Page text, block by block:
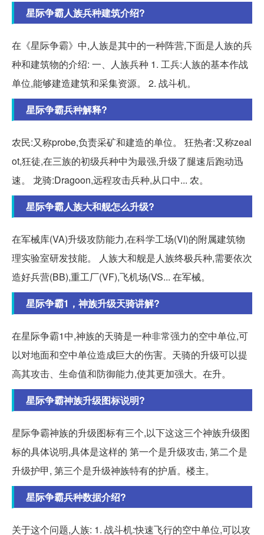
星际争霸人族兵种建筑介绍?
在《星际争霸》中,人族是其中的一种阵营,下面是人族的兵
种和建筑物的介绍: 一、人族兵种 1. 工兵:人族的基本作战
单位,能够建造建筑和采集资源。 2. 战斗机。
星际争霸兵种解释?
农民:又称probe,负责采矿和建造的单位。 狂热者:又称zeal
ot,狂徒,在三族的初级兵种中为最强,升级了腿速后跑动迅
速。 龙骑:Dragoon,远程攻击兵种,从口中... 农。
星际争霸人族大和舰怎么升级?
在军械库(VA)升级攻防能力,在科学工场(VI)的附属建筑物
理实验室研发技能。 人族大和舰是人族终极兵种,需要依次
造好兵营(BB),重工厂(VF),飞机场(VS... 在军械。
星际争霸1，神族升级天骑讲解?
在星际争霸1中,神族的天骑是一种非常强力的空中单位,可
以对地面和空中单位造成巨大的伤害。天骑的升级可以提
高其攻击、生命值和防御能力,使其更加强大。在升。
星际争霸神族升级图标说明?
星际争霸神族的升级图标有三个,以下这这三个神族升级图
标的具体说明,具体是这样的 第一个是升级攻击, 第二个是
升级护甲, 第三个是升级神族特有的护盾。楼主。
星际争霸兵种数据介绍?
关于这个问题,人族: 1. 战斗机:快速飞行的空中单位,可以攻